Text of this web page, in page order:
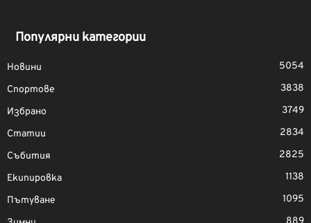
Популярни категории
Новини
5054
Спортове
3838
Избрано
3749
Статии
2834
Събития
2825
Екипировка
1138
Пътуване
1095